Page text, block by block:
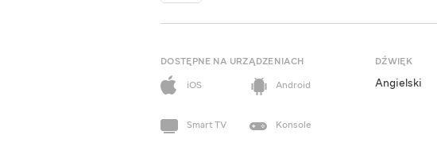
DOSTĘPNE NA URZĄDZENIACH
iOS
Android
Smart TV Konsole
DŹWIĘK
Angielski